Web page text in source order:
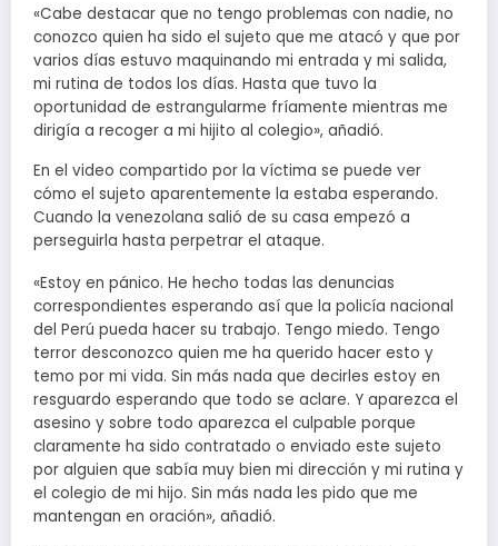
«Cabe destacar que no tengo problemas con nadie, no
conozco quien ha sido el sujeto que me atacó y que por
varios días estuvo maquinando mi entrada y mi salida,
mi rutina de todos los días. Hasta que tuvo la
oportunidad de estrangularme fríamente mientras me
dirigía a recoger a mi hijito al colegio», añadió.
En el video compartido por la víctima se puede ver
cómo el sujeto aparentemente la estaba esperando.
Cuando la venezolana salió de su casa empezó a
perseguirla hasta perpetrar el ataque.
«Estoy en pánico. He hecho todas las denuncias
correspondientes esperando así que la policía nacional
del Perú pueda hacer su trabajo. Tengo miedo. Tengo
terror desconozco quien me ha querido hacer esto y
temo por mi vida. Sin más nada que decirles estoy en
resguardo esperando que todo se aclare. Y aparezca el
asesino y sobre todo aparezca el culpable porque
claramente ha sido contratado o enviado este sujeto
por alguien que sabía muy bien mi dirección y mi rutina y
el colegio de mi hijo. Sin más nada les pido que me
mantengan en oración», añadió.